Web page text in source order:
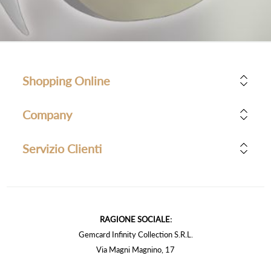
Shopping Online
Company
Servizio Clienti
RAGIONE SOCIALE:
Gemcard Infinity Collection S.R.L.
Via Magni Magnino, 17